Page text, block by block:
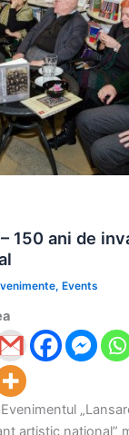
150 ani de
, Events
artistic national”